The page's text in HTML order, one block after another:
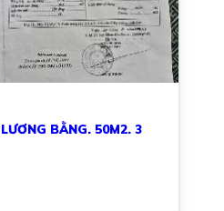
BẰNG. 50M2. 3